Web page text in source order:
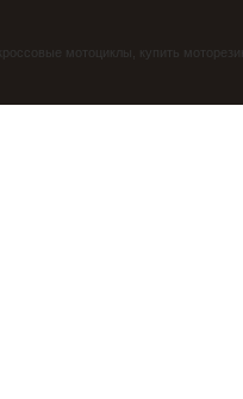
мотоциклы, купить